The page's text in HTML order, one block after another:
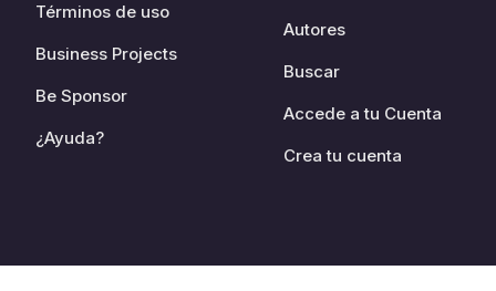
Términos de uso
Business Projects
Be Sponsor
¿Ayuda?
Autores
Buscar
Accede a tu Cuenta
Crea tu cuenta